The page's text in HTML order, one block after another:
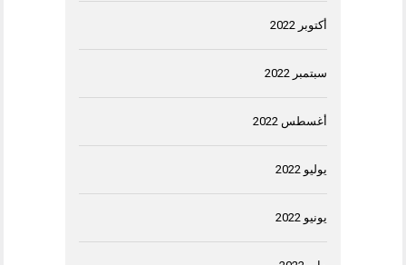
أكتوبر 2022
سبتمبر 2022
أغسطس 2022
يوليو 2022
يونيو 2022